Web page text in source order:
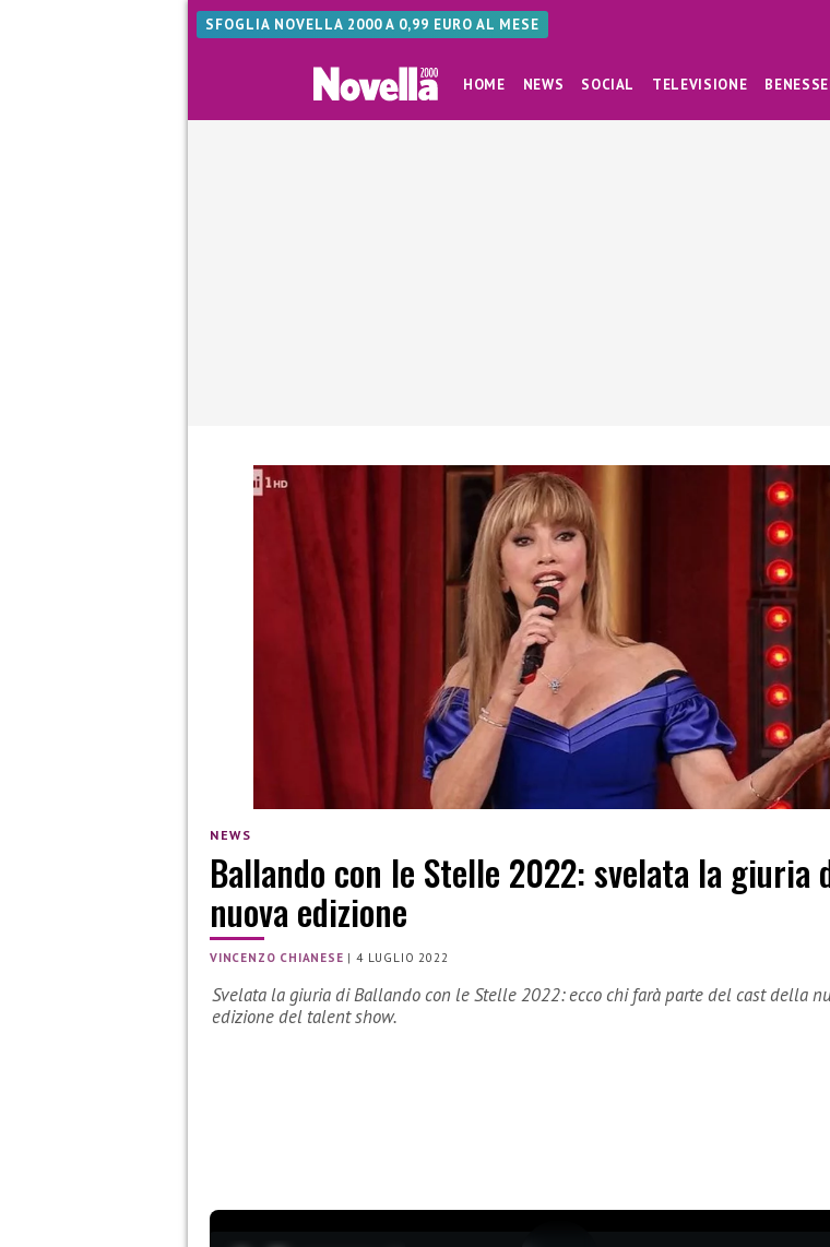
SFOGLIA NOVELLA 2000 A 0,99 EURO AL MESE
HOME NEWS SOCIAL TELEVISIONE
NEWS
Ballando con le Stelle 2022: svelata la giuria
nuova edizione
VINCENZO CHIANESE |4 LUGLIO 2022
Svelata la giuria di Ballando con le Stelle 2022: ecco chi farà parte del cast della
edizione del talent show.